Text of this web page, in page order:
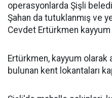
operasyonlarda Şişli
Şahan da tutuklanmış ve
Cevdet Ertürkmen kayyum
Ertürkmen, kayyum olarak
bulunan kent lokantaları